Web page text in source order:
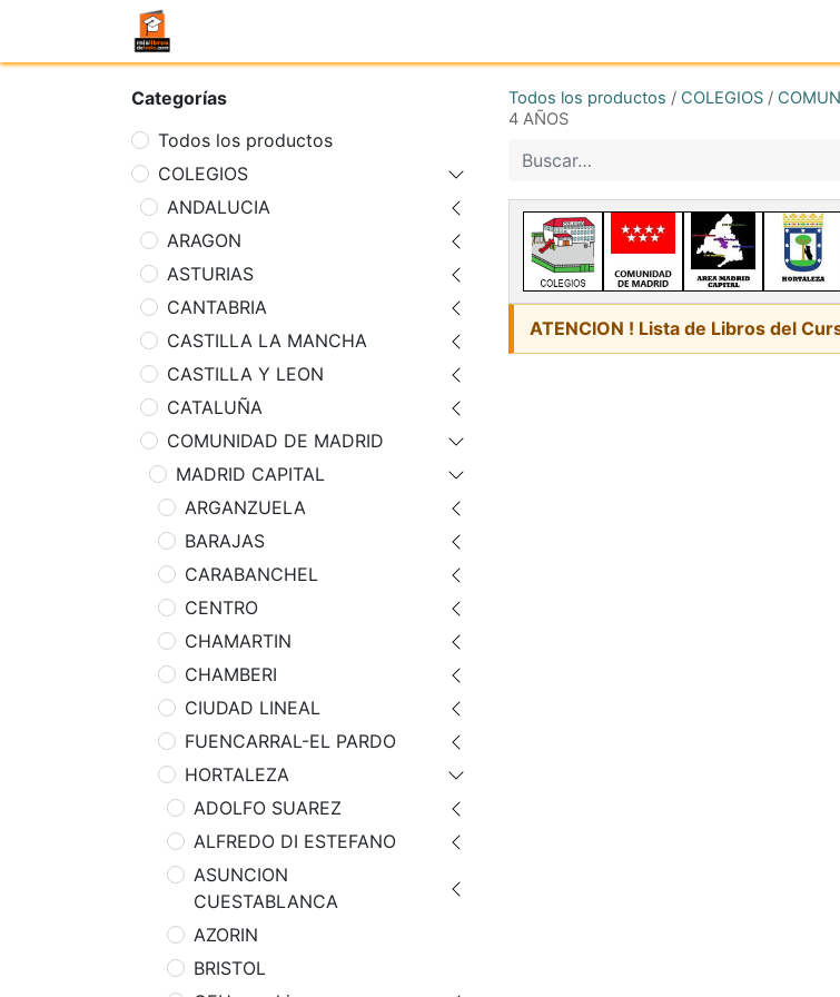
Categorías
Todos los productos
COLEGIOS
ANDALUCIA
ARAGON
ASTURIAS
CANTABRIA
CASTILLA LA MANCHA
CASTILLA Y LEON
CATALUÑA
COMUNIDAD DE MADRID
MADRID CAPITAL
ARGANZUELA
BARAJAS
CARABANCHEL
CENTRO
CHAMARTIN
CHAMBERI
CIUDAD LINEAL
FUENCARRAL-EL PARDO
HORTALEZA
ADOLFO SUAREZ
ALFREDO DI ESTEFANO
ASUNCION
CUESTABLANCA
AZORIN
BRISTOL
Todos los productos / COLEGIOS /
4 AÑOS
ATENCION ! Lista de Libros del